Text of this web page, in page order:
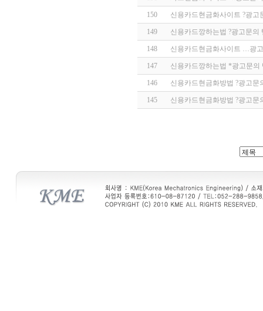
150 신용카드현금화사이트 ?광
149 신용카드깡하는법 ?광고문
148 신용카드현금화사이트 …광
147 신용카드깡하는법 *광고문
146 신용카드현금화방법 ?광고
145 신용카드현금화방법 ?광고